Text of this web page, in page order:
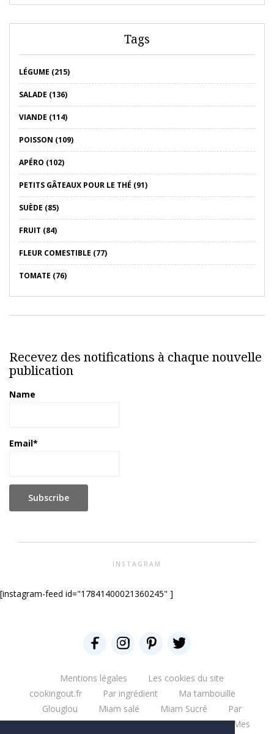
Tags
LÉGUME (215)
SALADE (136)
VIANDE (114)
POISSON (109)
APÉRO (102)
PETITS GÂTEAUX POUR LE THÉ (91)
SUÈDE (85)
FRUIT (84)
FLEUR COMESTIBLE (77)
TOMATE (76)
Recevez des notifications à chaque nouvelle
publication
Name
Email*
INSTAGRAM
[instagram-feed id="17841400021360245" ]
Mentions légales
Les cookies du site
cookingout.fr
Par ingrédient
Ma tambouille
Glouglou
Miam salé Miam Sucré
Par
ingrédient
Mes aventures Bonne table
Mes